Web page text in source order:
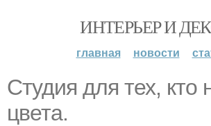
ИНТЕРЬЕР И
главная новости
Студия для тех, кто
цвета.